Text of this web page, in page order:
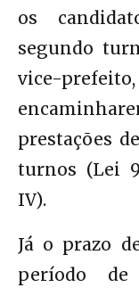
os
segundo
vice-
prestações
turnos (Lei
IV).
Já o prazo
período